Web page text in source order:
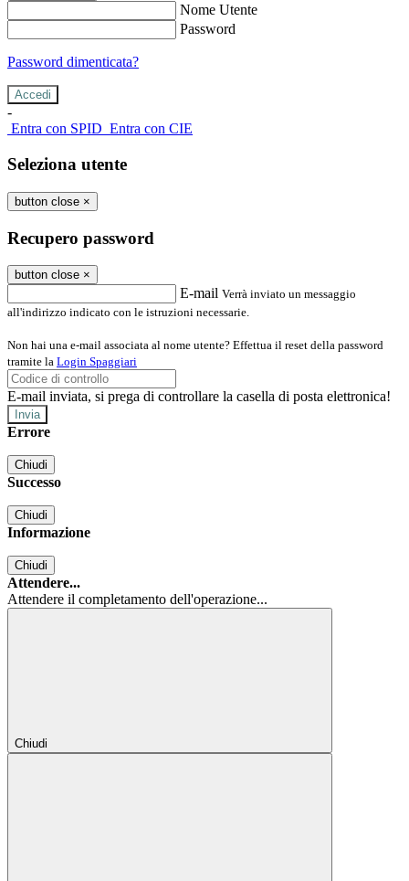
Nome Utente
Password
Password dimenticata?
-
Entra con SPID Entra con CIE
Seleziona utente
button close ×
Recupero password
button close ×
E-mail Verrà inviato un messaggio
all'indirizzo indicato con le istruzioni necessarie.
Non hai una e-mail associata al nome utente? Effettua il reset della password
tramite la Login Spaggiari
E-mail inviata, si prega di controllare la casella di posta elettronica!
Errore
Chiudi
Successo
Chiudi
Informazione
Chiudi
Attendere...
Attendere il completamento dell'operazione...
Chiudi